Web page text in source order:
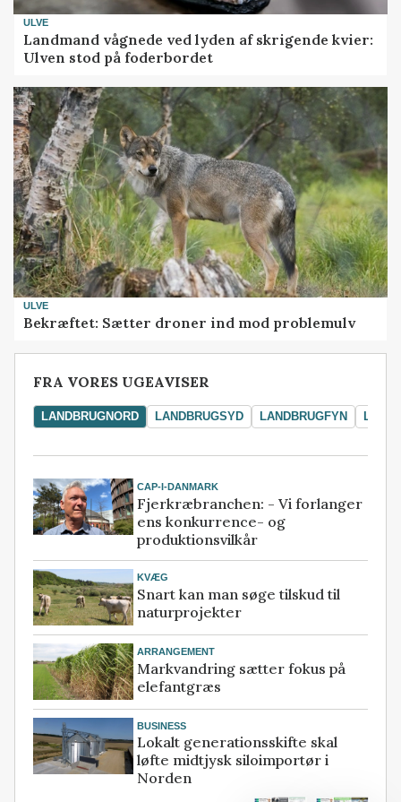
ULVE
Landmand vågnede ved lyden af skrigende kvier:
Ulven stod på foderbordet
ULVE
Bekræftet: Sætter droner ind mod problemulv
FRA VORES UGEAVISER
LANDBRUGNORD LANDBRUGSYD LANDBRUGFYN
CAP-I-DANMARK
Fjerkræbranchen: - Vi forlanger
ens konkurrence- og
produktionsvilkår
KVÆG
Snart kan man søge tilskud til
naturprojekter
ARRANGEMENT
Markvandring sætter fokus på
elefantgræs
BUSINESS
Lokalt generationsskifte skal
løfte midtjysk siloimportør i
Norden